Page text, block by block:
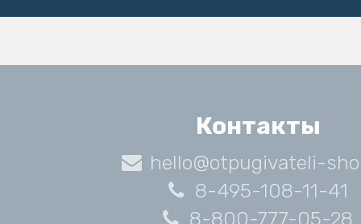
Контакты
hello@otpugivateli-
8-495-108-11-41
8-800-777-05-28